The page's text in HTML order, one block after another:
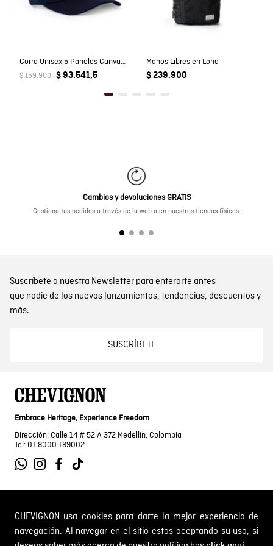
CHEVIGNON usa cookies para darte la mejor experiencia de
navegación. Al navegar en el sitio estas aceptando su uso, si
Gorra Unisex 5 Paneles Canvas con Pato Estampado en Algodón
$ 159.900 $ 93.541,5
Manos Libres en Lona
$ 239.900
Cambios y devoluciones GRATIS
Gestiona tus pedidos a través de la web o en nuestras tiendas físicas.
Suscríbete a nuestra Newsletter para enterarte antes
que nadie de los nuevos lanzamientos, tendencias, descuentos y
más.
SUSCRÍBETE
Embrace Heritage, Experience Freedom
Dirección: Calle 14 # 52 A 372 Medellín, Colombia
Tel: 01 8000 189002
SOBRE NOSOTROS
Encuentra tu tienda